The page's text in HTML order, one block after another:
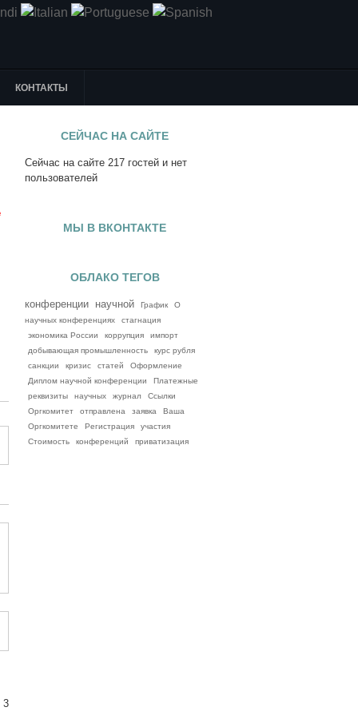
КОНТАКТЫ
3
СЕЙЧАС НА САЙТЕ
Сейчас на сайте 217 гостей и нет
пользователей
МЫ В ВКОНТАКТЕ
ОБЛАКО ТЕГОВ
конференции научной График
О
научных конференциях
стагнация
экономика России
коррупция
импорт
добывающая промышленность
курс рубля
санкции
кризис статей
Оформление
Диплом научной конференции
Платежные
реквизиты
научных журнал
Ссылки
Оргкомитет
отправлена заявка
Ваша
Оргкомитете
Регистрация
участия
Стоимость
конференций приватизация